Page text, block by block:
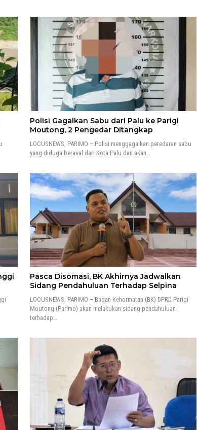
Polisi Gagalkan Sabu dari Palu ke Parigi
Moutong, 2 Pengedar Ditangkap
LOCUSNEWS, PARIMO – Polisi menggagalkan peredaran sabu
yang diduga berasal dari Kota Palu dan akan…
Pasca Disomasi, BK Akhirnya Jadwalkan
Sidang Pendahuluan Terhadap Selpina
LOCUSNEWS, PARIMO – Badan Kehormatan (BK) DPRD Parigi
Moutong (Parimo) akan melakukan sidang pendahuluan
terhadap…